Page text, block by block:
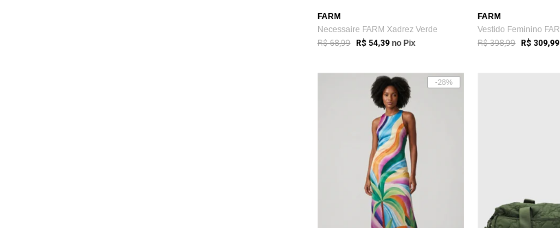
FARM
Necessaire FARM Xadrez Verde
R$ 68,99 R$ 54,39 no Pix
FARM
R$ 398,99 R$ 309,99
-28%